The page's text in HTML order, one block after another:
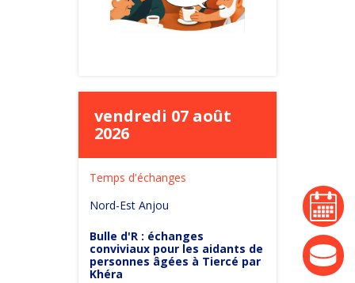
agenda
vendredi 07 août
2026
Temps d'échanges
Nord-Est Anjou
Bulle d'R : échanges
conviviaux pour les aidants de
personnes âgées à Tiercé par
Khéra